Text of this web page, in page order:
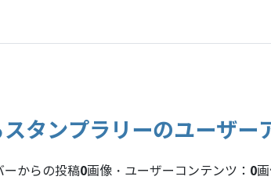
タンプラリーのユーザー
ーからの投稿0画像・ユーザーコンテンツ： 0画